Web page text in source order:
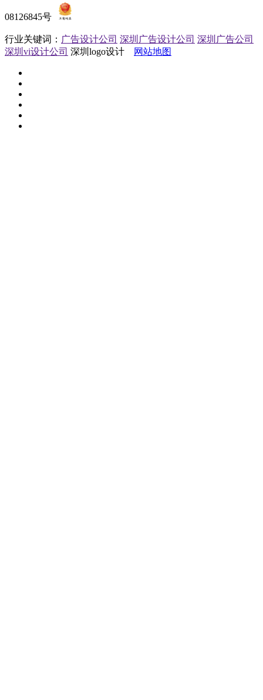
08126845号
行业关键词： 广告设计公司 深圳广告设计公司 深圳广告公司
深圳vi设计公司 深圳logo设计 网站地图